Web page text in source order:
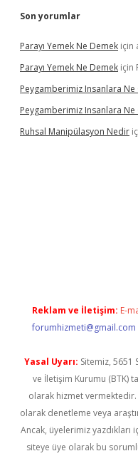
Son yorumlar
Parayı Yemek Ne Demek için
Parayı Yemek Ne Demek için
Peygamberimiz Insanlara Ne
Peygamberimiz Insanlara Ne
Ruhsal Manipülasyon Nedir
Reklam ve İletişim: E-
forumhizmeti@gmail.com
Yasal Uyarı: Sitemiz, 5651
ve İletişim Kurumu (BTK)
olarak hizmet
olarak denetleme veya
Ancak, üyelerimiz
siteye üye olarak bu